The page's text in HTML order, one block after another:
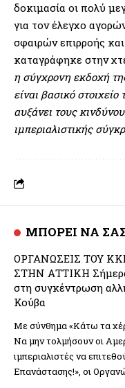
δοκιμασία οι πολύ
για τον έλεγχο
σφαιρών επιρροής
καταγράφηκε στην
η σύγχρονη εκδοχή
είναι βασικό
αυξάνει τους
ιμπεριαλιστικής
ΜΠΟΡΕΙ ΝΑ
ΟΡΓΑΝΩΣΕΙΣ ΤΟΥ
ΣΤΗΝ ΑΤΤΙΚΗ
στη συγκέντρωση
Κούβα
Με σύνθημα «Κάτω τα
Να μην τολμήσουν οι
ιμπεριαλιστές να
Επανάστασης!», οι